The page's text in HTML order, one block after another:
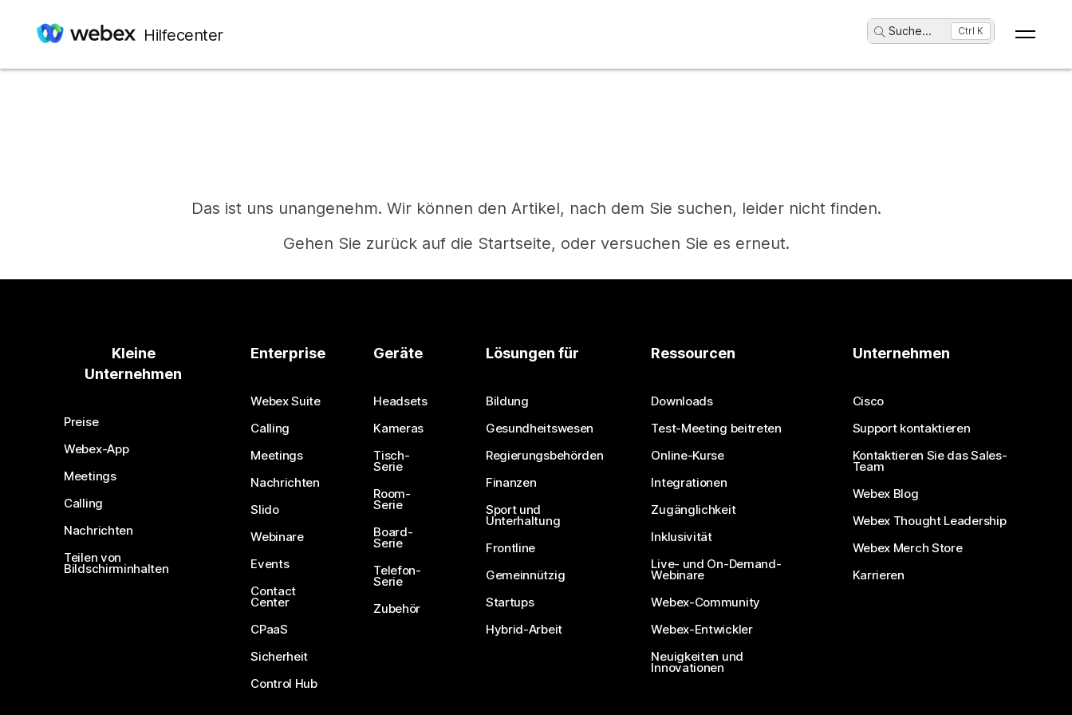
Hilfecenter Suche... Ctrl K
Das ist uns unangenehm. Wir können den Artikel, nach dem Sie suchen, leider nicht finden.
Gehen Sie zurück auf die Startseite, oder versuchen Sie es erneut.
Haben Sie eine Frage?
Eine Frage einreichen
Kleine
Unternehmen
Preise
Webex-App
Meetings
Calling
Nachrichten
Teilen von
Bildschirminhalten
Enterprise
Webex Suite
Calling
Meetings
Nachrichten
Slido
Webinare
Events
Contact
Center
CPaaS
Sicherheit
Control Hub
Geräte
Headsets
Kameras
Tisch-
Serie
Room-
Serie
Board-
Serie
Telefon-
Serie
Zubehör
Lösungen für
Bildung
Gesundheitswesen
Regierungsbehörden
Finanzen
Sport und
Unterhaltung
Frontline
Gemeinnützig
Startups
Hybrid-Arbeit
Ressourcen
Downloads
Test-Meeting beitreten
Online-Kurse
Integrationen
Zugänglichkeit
Inklusivität
Live- und On-Demand-
Webinare
Webex-Community
Webex-Entwickler
Neuigkeiten und
Innovationen
Unternehmen
Cisco
Support kontaktieren
Kontaktieren Sie das Sales-
Team
Webex Blog
Webex Thought Leadership
Webex Merch Store
Karrieren